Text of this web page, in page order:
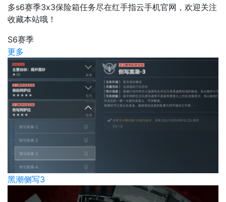
多s6赛季3x3保险箱任务尽在红手指云手机官网，欢迎关注
收藏本站哦！
S6赛季
更多
黑潮侧写3